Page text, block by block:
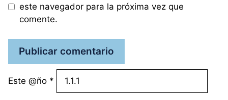
este navegador para la próxima vez que
comente.
Este @ño *